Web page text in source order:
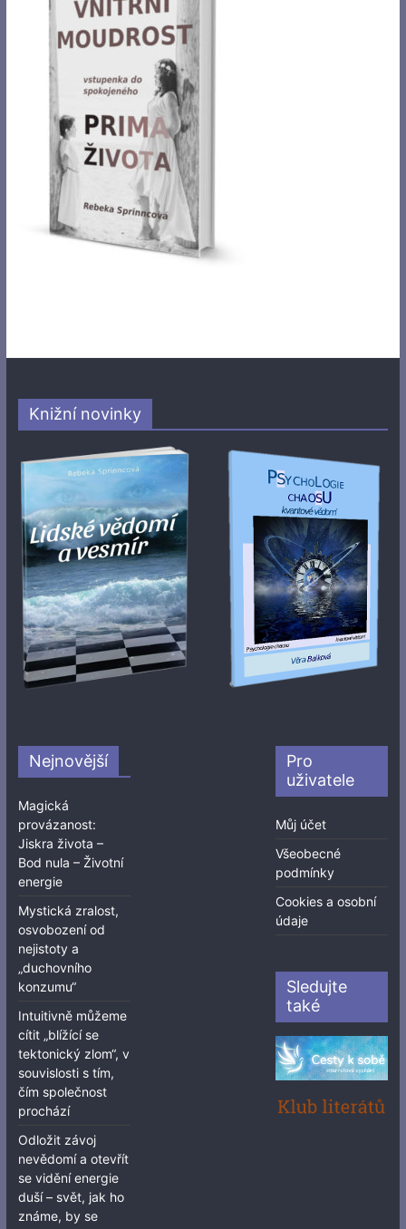
Knižní novinky
Nejnovější
Magická
provázanost:
Jiskra života –
Bod nula – Životní
energie
Mystická zralost,
osvobození od
nejistoty a
„duchovního
konzumu“
Intuitivně můžeme
cítit „blížící se
tektonický zlom“, v
souvislosti s tím,
čím společnost
prochází
Odložit závoj
nevědomí a otevřít
se vidění energie
duší – svět, jak ho
známe, by se
Pro
uživatele
Můj účet
Všeobecné
podmínky
Cookies a osobní
údaje
Sledujte
také